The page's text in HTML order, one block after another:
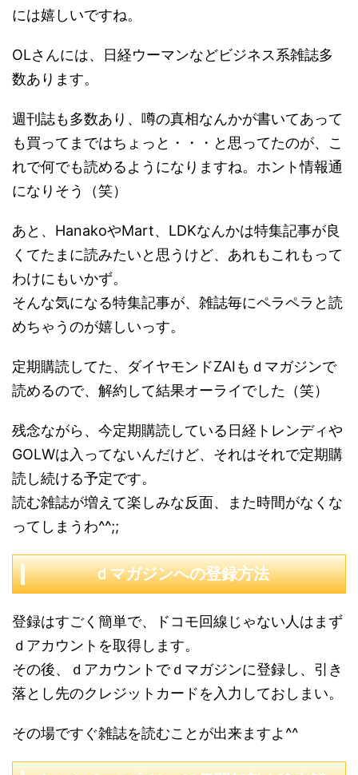
には嬉しいですね。
OLさんには、日経ウーマンなどビジネス系雑誌多
数あります。
週刊誌も多数あり、噂の真相なんかが書いてあって
も買ってまではちょっと・・・と思ってたのが、こ
れで何でも読めるようになりますね。ホント情報通
になりそう（笑）
あと、HanakoやMart、LDKなんかは特集記事が良
くてたまに読みたいと思うけど、あれもこれもって
わけにもいかず。
そんな気になる特集記事が、雑誌毎にペラペラと読
めちゃうのが嬉しいっす。
定期購読してた、ダイヤモンドZAIもｄマガジンで
読めるので、解約して結果オーライでした（笑）
残念ながら、今定期購読している日経トレンディや
GOLWは入ってないんだけど、それはそれで定期購
読し続ける予定です。
読む雑誌が増えて楽しみな反面、また時間がなくな
ってしまうわ^^;;
ｄマガジンへの登録方法
登録はすごく簡単で、ドコモ回線じゃない人はまず
ｄアカウントを取得します。
その後、ｄアカウントでｄマガジンに登録し、引き
落とし先のクレジットカードを入力しておしまい。
その場ですぐ雑誌を読むことが出来ますよ^^